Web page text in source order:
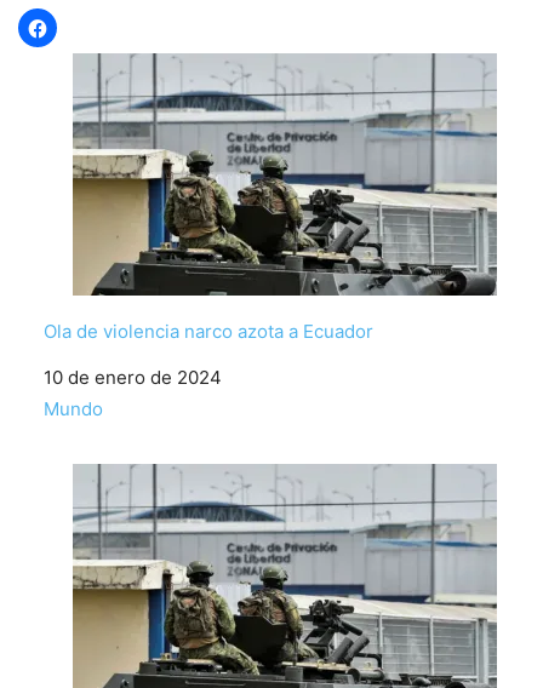
Ola de violencia narco azota a Ecuador
Fecha
10 de enero de 2024
Respecto a
Mundo